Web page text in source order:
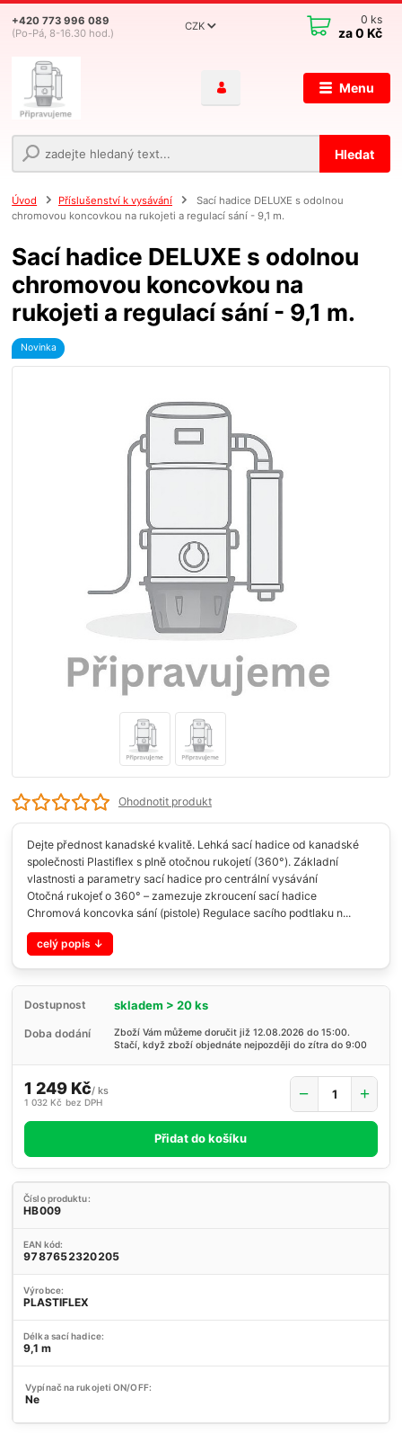
Menu
CZK
Hledat
+420 773 996 089
(Po-Pá, 8-16.30 hod.)
0 ks
za0 Kč
Úvod Příslušenství k vysávání
Sací hadice DELUXE s odolnou
chromovou koncovkou na rukojeti a regulací sání - 9,1 m.
Sací hadice DELUXE s odolnou
chromovou koncovkou na
rukojeti a regulací sání - 9,1 m.
Novinka
Ohodnotit produkt
Dejte přednost kanadské kvalitě. Lehká sací hadice od kanadské
společnosti Plastiflex s plně otočnou rukojetí (360°). Základní
vlastnosti a parametry sací hadice pro centrální vysávání
Otočná rukojeť o 360° – zamezuje zkroucení sací hadice
Chromová koncovka sání (pistole) Regulace sacího podtlaku n...
celý popis
Dostupnost skladem > 20 ks
Doba dodání
Zboží Vám můžeme doručit již 12.08.2026 do 15:00.
Stačí, když zboží objednáte nejpozději do zítra do 9:00
1 249 Kč/ ks
1 032 Kč bez DPH
Přidat do košíku
Číslo produktu:
HB009
EAN kód:
9787652320205
Výrobce:
PLASTIFLEX
Délka sací hadice:
9,1 m
Vypínač na rukojeti ON/OFF:
Ne